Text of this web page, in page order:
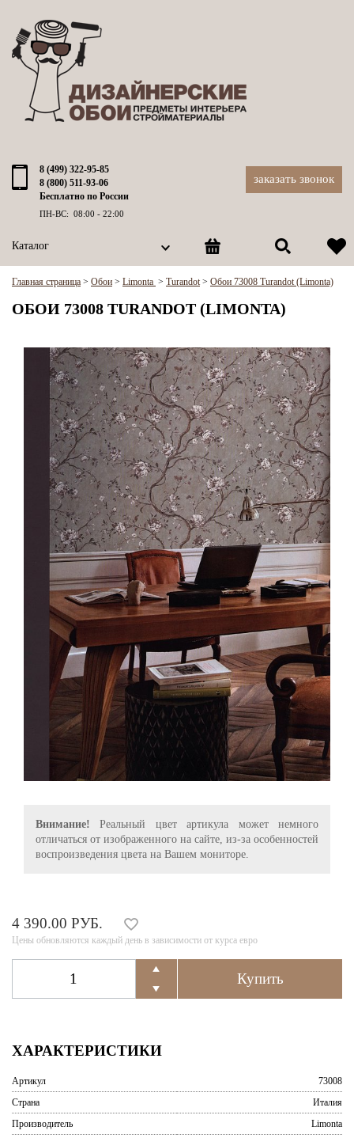
8 (499) 322-95-85
8 (800) 511-93-06
Бесплатно по России
ПН-ВС: 08:00 - 22:00
заказать звонок
Каталог
Главная страница > Обои > Limonta > Turandot> Обои 73008 Turandot (Limonta)
ОБОИ 73008 TURANDOT (LIMONTA)
Внимание! Реальный цвет артикула может немного
отличаться от изображенного на сайте, из-за особенностей
воспроизведения цвета на Вашем мониторе.
4 390.00 РУБ.
Цены обновляются каждый день в зависимости от курса евро
ХАРАКТЕРИСТИКИ
Артикул
73008
Страна
Италия
Производитель
Limonta